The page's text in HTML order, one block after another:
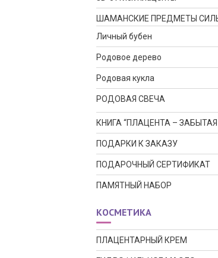
ШАМАНСКИЕ ПРЕДМЕТЫ
Личный бубен
Родовое дерево
Родовая кукла
РОДОВАЯ СВЕЧА
КНИГА “ПЛАЦЕНТА –
ПОДАРКИ К ЗАКАЗУ
ПОДАРОЧНЫЙ СЕРТИФИКАТ
ПАМЯТНЫЙ НАБОР
КОСМЕТИКА
ПЛАЦЕНТАРНЫЙ КРЕМ